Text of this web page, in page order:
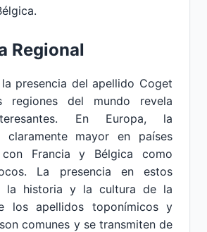
Regional
presencia del apellido Coget
regiones del mundo revela
En Europa, la
claramente mayor en países
con Francia y Bélgica como
La presencia en estos
la historia y la cultura de la
los apellidos toponímicos y
comunes y se transmiten de